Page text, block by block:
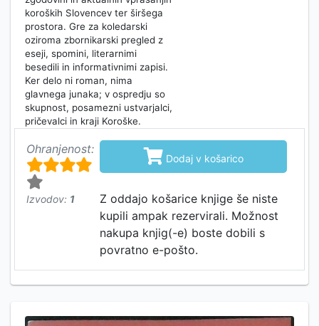
koroških Slovencev ter širšega
prostora. Gre za koledarski
oziroma zbornikarski pregled z
eseji, spomini, literarnimi
besedili in informativnimi zapisi.
Ker delo ni roman, nima
glavnega junaka; v ospredju so
skupnost, posamezni ustvarjalci,
pričevalci in kraji Koroške.
Ohranjenost:
Izvodov: 1
 Dodaj v košarico
Z oddajo košarice knjige še niste
kupili ampak rezervirali. Možnost
nakupa knjig(-e) boste dobili s
povratno e-pošto.